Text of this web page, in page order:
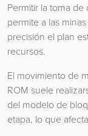
Permitir la toma
permite a las
precisión el plan
recursos.
El movimiento de
ROM suele
del modelo de
etapa, lo que